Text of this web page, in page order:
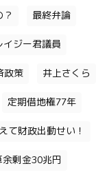
最終弁論
イジー君議員
政策 井上さくら
定期借地権77年
て財政出動せい！
剰金30兆円